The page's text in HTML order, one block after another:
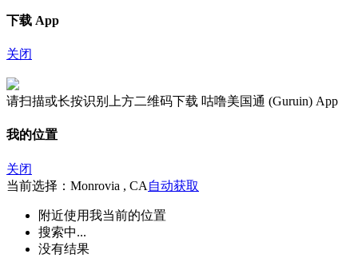
下载 App
关闭
请扫描或长按识别上方二维码下载 咕噜美国通 (Guruin) App
我的位置
关闭
当前选择：Monrovia , CA 自动获取
附近使用我当前的位置
搜索中...
没有结果